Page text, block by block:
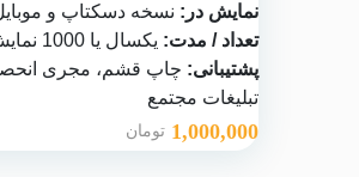
نمایش در: نسخه دسکتاپ و
تعداد / مدت: یکسال یا 1000 نمایش
پشتیبانی: چاپ قشم، مجری
تبلیغات مجتمع
1,000,000 تومان